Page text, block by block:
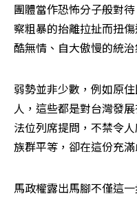
團體當作恐怖分子般對
察粗暴的抬離拉扯而扭
酷無情、自大傲慢的統治
弱勢並非少數，例如原
人，這些都是對台灣發
法位列席提問，不禁令
族群平等，卻在這份充
馬政權露出馬腳不僅這